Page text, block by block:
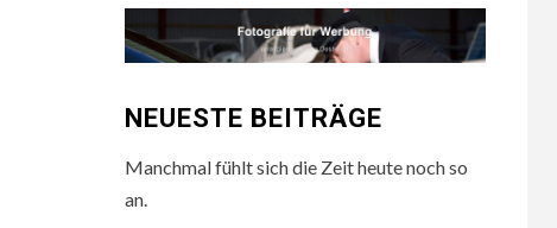
NEUESTE BEITRÄGE
Manchmal fühlt sich die Zeit heute noch so
an.